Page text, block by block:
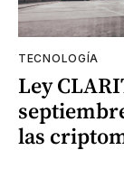
TECNOLOGÍA
Ley
las